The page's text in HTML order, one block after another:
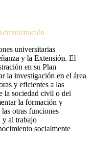
universitarias
y la Extensión. El
en su Plan
la investigación en el área
y eficientes a las
la sociedad civil o del
la formación y
otras funciones
y al trabajo
socialmente